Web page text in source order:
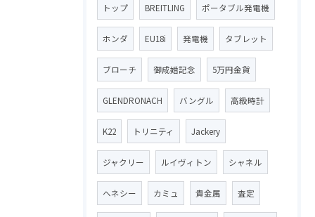
トップ BREITLING ポータブル発電機
ホンダ EU18i 発電機 タブレット
ブローチ 御成婚記念 5万円金貨
GLENDRONACH バングル 高級時計
K22 トリニティ Jackery
ジャクリー ルイヴィトン シャネル
ヘネシー カミュ 貴金属 査定